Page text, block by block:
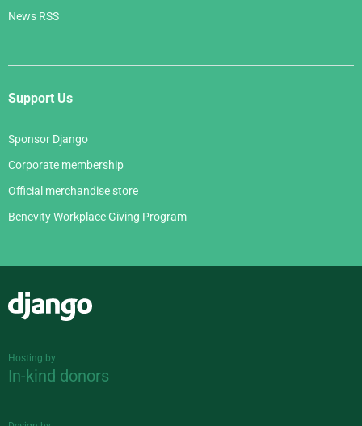
News RSS
Support Us
Sponsor Django
Corporate membership
Official merchandise store
Benevity Workplace Giving Program
Hosting by
In-kind donors